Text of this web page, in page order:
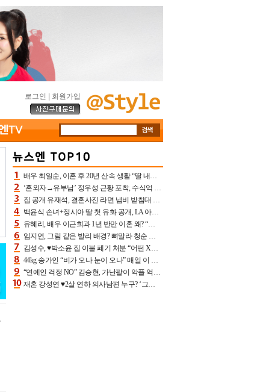
로그인 회원가입
배우 최일순, 이혼 후 20년 산속 생활 “딸 내가 버렸다고 원망‥맘 아파”(특종)[어제TV]
‘혼외자→유부남’ 정우성 근황 포착, 수식억 해킹 피해 후배 만났다 “존경하는”
집 공개 유재석, 결혼사진 라면 냄비 받침대 되고 분노‥가족사진도 피해(놀뭐)[어제TV]
백윤식 손녀+정시아 딸 첫 유화 공개, LA 아트쇼→서울국제조각페스타 작가다운 수준급 실력
유혜리, 배우 이근희과 1년 반만 이혼 왜? “식칼 꽂고 의자 던져” 충격 폭로(특종)[어제TV]
임지연, 그림 같은 발리 배경? 뼈말라 청순 비키니 핏에 상대 안 되네
김성수, ♥박소윤 집 이불 폐기 처분 “어떤 X이랑 썼을지 몰라” 질투(신랑수업2)[어제TV]
44kg 송가인 “비가 오나 눈이 오나” 매일 이 운동, 허벅지 근육량 상승+체지방 감소
“연예인 걱정 NO” 김승현, 가난팔이 악플 억울할만‥아내+딸과 日 여행
재혼 강성연 ♥2살 연하 의사남편 누구? ‘그알’ 자문의에 훈남 비주얼 초엘리트 스펙 [종합]